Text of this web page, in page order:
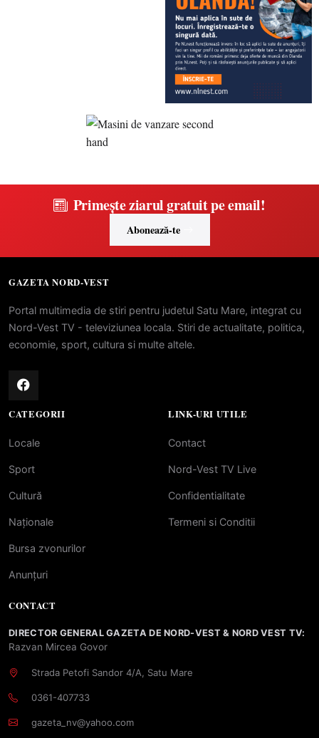
Primește ziarul gratuit pe email!
Abonează-te
GAZETA NORD-VEST
Portal multimedia de stiri pentru judetul Satu Mare, integrat cu
Nord-Vest TV - televiziunea locala. Stiri de actualitate, politica,
economie, sport, cultura si multe altele.
CATEGORII
Locale
Sport
Cultură
Naționale
Bursa zvonurilor
Anunțuri
LINK-URI UTILE
Contact
Nord-Vest TV Live
Confidentialitate
Termeni si Conditii
CONTACT
DIRECTOR GENERAL GAZETA DE NORD-VEST & NORD VEST TV:
Razvan Mircea Govor
Strada Petofi Sandor 4/A, Satu Mare
0361-407733
gazeta_nv@yahoo.com